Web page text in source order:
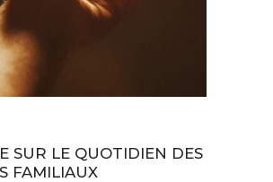
SUR LE QUOTIDIEN DES
FAMILIAUX